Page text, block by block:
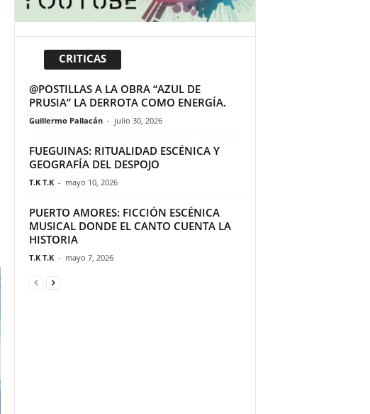
CRITICAS
@POSTILLAS A LA OBRA “AZUL DE
PRUSIA” LA DERROTA COMO ENERGÍA.
Guillermo Pallacán - julio 30, 2026
FUEGUINAS: RITUALIDAD ESCÉNICA Y
GEOGRAFÍA DEL DESPOJO
T.K T.K - mayo 10, 2026
PUERTO AMORES: FICCIÓN ESCÉNICA
MUSICAL DONDE EL CANTO CUENTA LA
HISTORIA
T.K T.K - mayo 7, 2026